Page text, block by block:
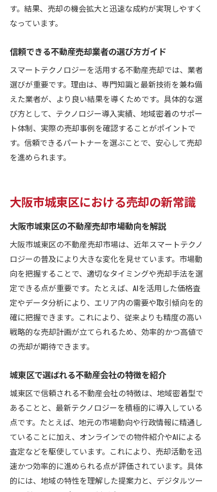
ス
スマートテクノロジーによる査定精度向上
売却活動を支える最新オンラインサービス
不動産売却に強いIT業者の選び方を伝授
城東区で注目の売却方法を徹底解説
城東区で人気の不動産売却方法と特徴比較
スマートテクノロジーを活かした売却の流
れ
不動産売却で選ばれるサービスの傾向とは
ト
売却成功へ導くスマートなアプローチ
不動産売却成功のための準備と戦略を伝授
スマートテクノロジーが導く売却成功事例
失敗しない不動産売却の進め方を解説
大阪市で売却を成功させる秘策を紹介
不動産売却後のサポートとトラブル対策法
まとめ 不動産売却で理想の結果を目指す
す。結果、売却の機会拡大と迅速な成約が実現しやすく
なっています。
信頼できる不動産売却業者の選び方ガイド
スマートテクノロジーを活用する不動産売却では、業者
選びが重要です。理由は、専門知識と最新技術を兼ね備
えた業者が、より良い結果を導くためです。具体的な選
び方として、テクノロジー導入実績、地域密着のサポー
ト体制、実際の売却事例を確認することがポイントで
す。信頼できるパートナーを選ぶことで、安心して売却
を進められます。
大阪市城東区における売却の新常識
大阪市城東区の不動産売却市場動向を解説
大阪市城東区の不動産売却市場は、近年スマートテクノ
ロジーの普及により大きな変化を見せています。市場動
向を把握することで、適切なタイミングや売却手法を選
定できる点が重要です。たとえば、AIを活用した価格査
定やデータ分析により、エリア内の需要や取引傾向を的
確に把握できます。これにより、従来よりも精度の高い
戦略的な売却計画が立てられるため、効率的かつ高値で
の売却が期待できます。
城東区で選ばれる不動産会社の特徴を紹介
城東区で信頼される不動産会社の特徴は、地域密着型で
あることと、最新テクノロジーを積極的に導入している
点です。たとえば、地元の市場動向や行政情報に精通し
ていることに加え、オンラインでの物件紹介やAIによる
査定などを駆使しています。これにより、売却活動を迅
速かつ効率的に進められる点が評価されています。具体
的には、地域の特性を理解した提案力と、デジタルツー